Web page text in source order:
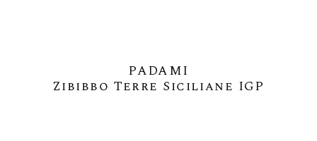
PADAMI
Zibibbo Terre Siciliane IGP